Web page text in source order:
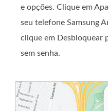
e opções. Clique em
seu telefone Samsung
clique em Desbloquear
sem senha.